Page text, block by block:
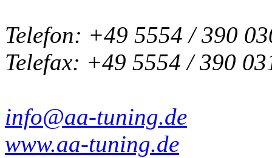
Telefon: +49 5554 / 390
Telefax: +49 5554 / 390
info@aa-tuning.de
www.aa-tuning.de